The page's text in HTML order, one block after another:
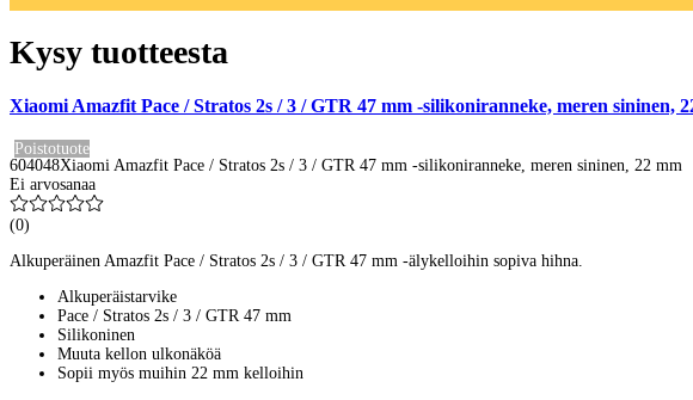
Kysy tuotteesta
Xiaomi Amazfit Pace / Stratos 2s / 3 / GTR 47 mm -silikoniranneke, meren sininen,
Poistotuote
604048Xiaomi Amazfit Pace / Stratos 2s / 3 / GTR 47 mm -silikoniranneke, meren sininen, 22 mm
Ei arvosanaa
(0)
Alkuperäinen Amazfit Pace / Stratos 2s / 3 / GTR 47 mm -älykelloihin sopiva hihna.
Alkuperäistarvike
Pace / Stratos 2s / 3 / GTR 47 mm
Silikoninen
Muuta kellon ulkonäköä
Sopii myös muihin 22 mm kelloihin